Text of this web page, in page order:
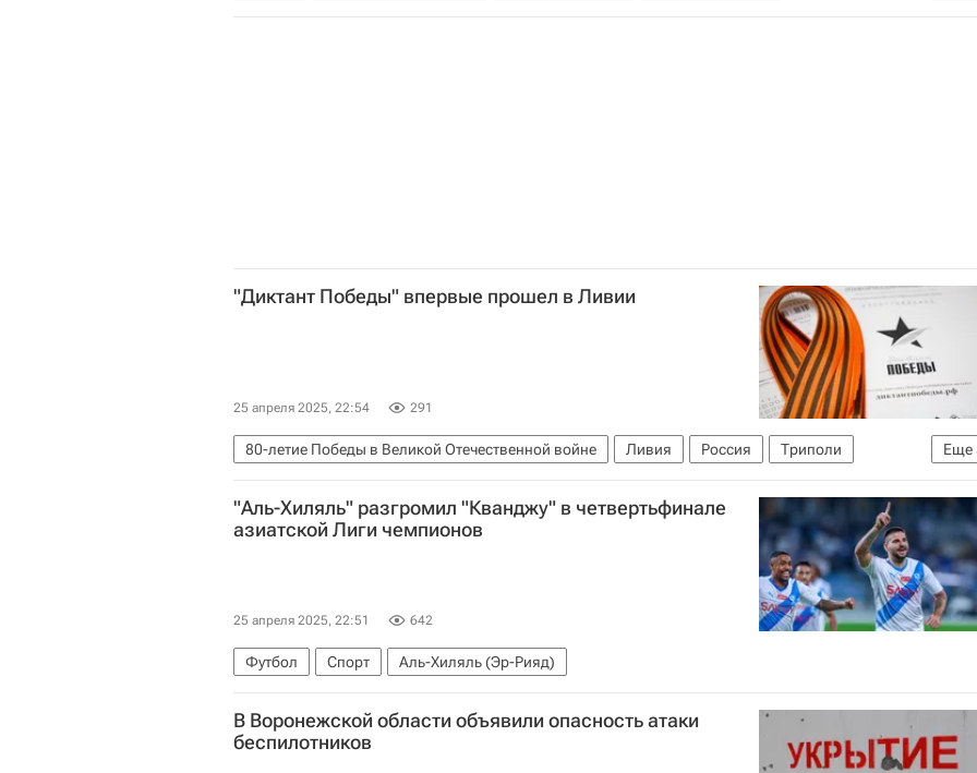
Вооруженные силы Украины
Мария Захарова Киев Россия Украина
"Диктант Победы" впервые прошел в Ливии
25 апреля 2025, 22:54 291
Еще
80-летие Победы в Великой Отечественной войне Ливия Россия
Триполи
Айдар Аганин (посол России в Ливии )
В мире
Диктант Победы
80-летие Победы в Великой Отечественной войне
День Победы
"Аль-Хиляль" разгромил "Кванджу" в четвертьфинале
азиатской Лиги чемпионов
25 апреля 2025, 22:51 642
Футбол Спорт Аль-Хиляль (Эр-Рияд)
В Воронежской области объявили опасность атаки
беспилотников